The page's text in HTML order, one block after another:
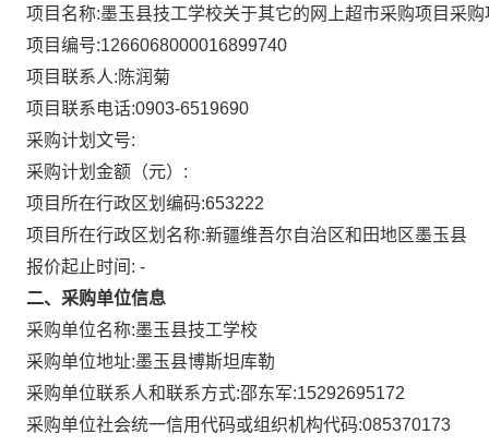
项目名称:墨玉县技工学校关于其它的网上超市采购项目 采购
项目编号:1266068000016899740
项目联系人: 陈润菊
项目联系电话:0903-6519690
采购计划文号:
采购计划金额（元）:
项目所在行政区划编码:653222
项目所在行政区划名称:新疆维吾尔自治区和田地区墨玉县
报价起止时间: -
二、采购单位信息
采购单位名称:墨玉县技工学校
采购单位地址:墨玉县博斯坦库勒
采购单位联系人和联系方式:邵东军:15292695172
采购单位社会统一信用代码或组织机构代码:085370173